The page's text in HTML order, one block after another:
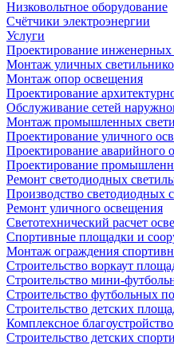
Низковольтное оборудование
Счётчики электроэнергии
Услуги
Проектирование инженерных
Монтаж уличных
Монтаж опор освещения
Проектирование
Обслуживание сетей
Монтаж промышленных
Проектирование уличного
Проектирование аварийного
Проектирование
Ремонт светодиодных
Производство светодиодных
Ремонт уличного освещения
Светотехнический расчет
Спортивные площадки и
Монтаж ограждения
Строительство воркаут
Строительство мини-
Строительство футбольных
Строительство детских
Комплексное
Строительство детских